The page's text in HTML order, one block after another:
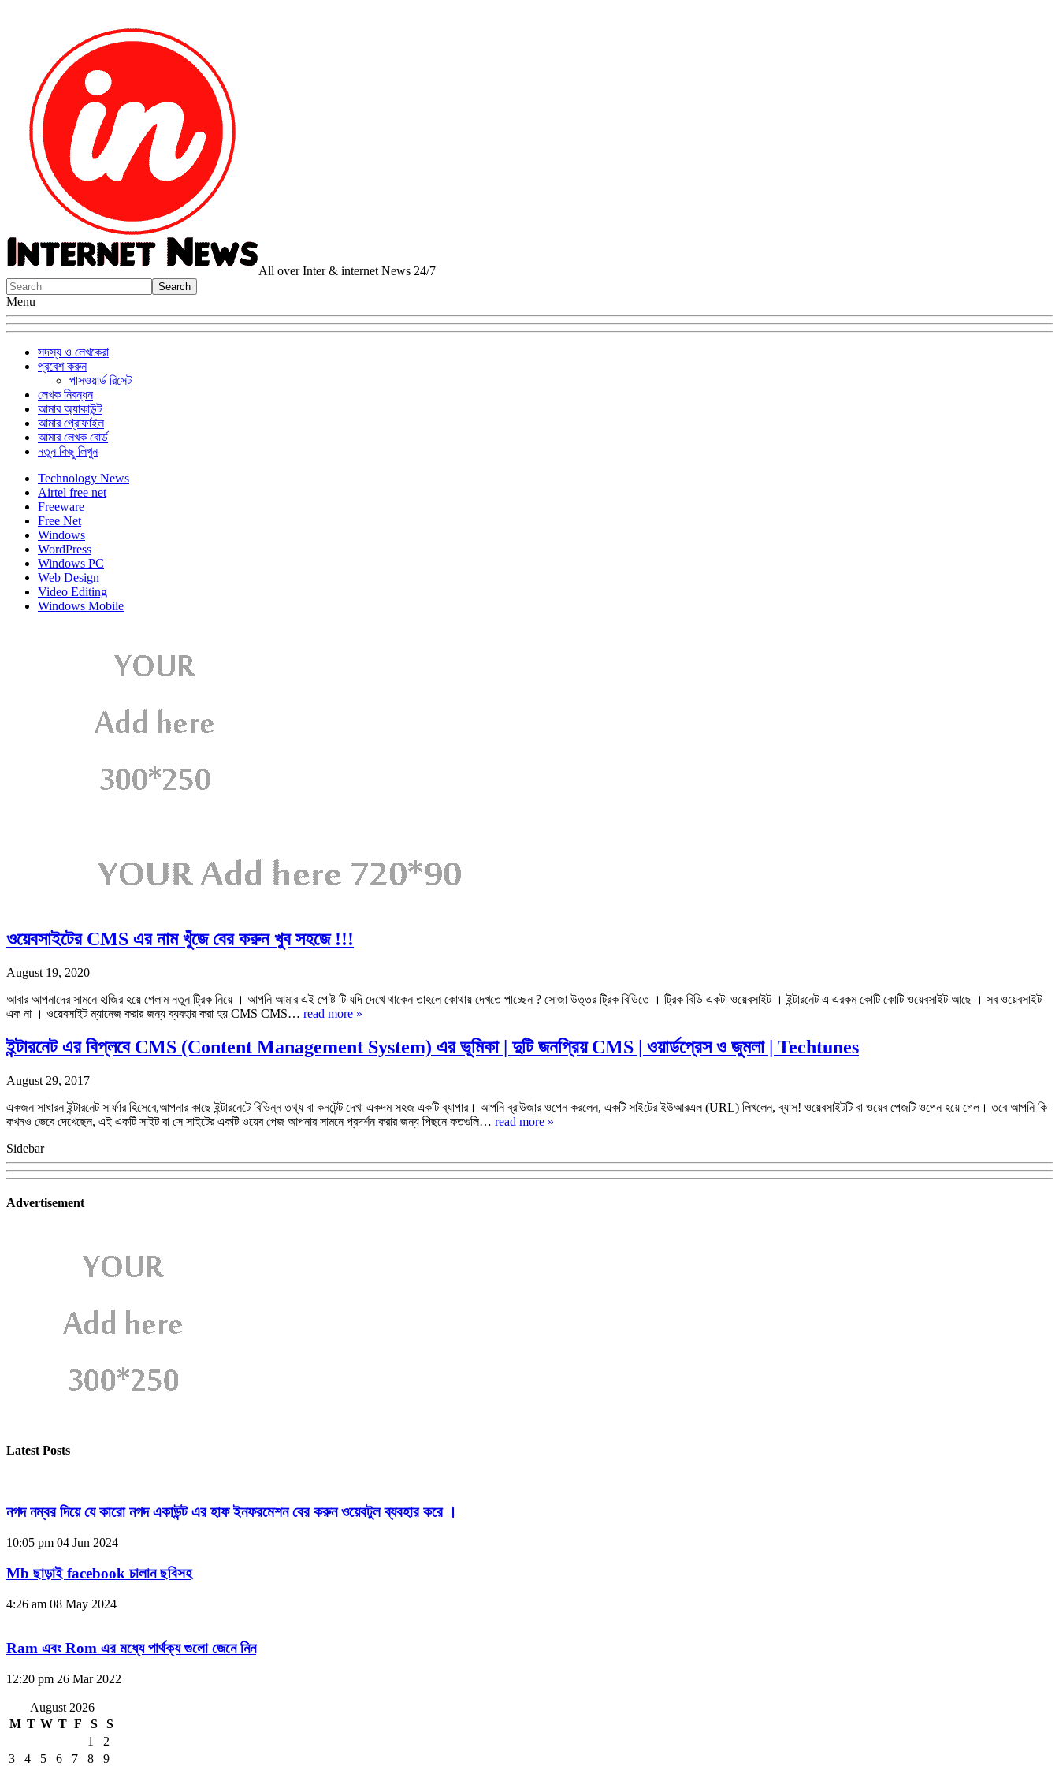
All over Inter & internet News 24/7
Menu
সদস্য ও লেখকেরা
প্রবেশ করুন
পাসওয়ার্ড রিসেট
লেখক নিবন্ধন
আমার অ্যাকাউন্ট
আমার প্রোফাইল
আমার লেখক বোর্ড
নতুন কিছু লিখুন
Technology News
Airtel free net
Freeware
Free Net
Windows
WordPress
Windows PC
Web Design
Video Editing
Windows Mobile
ওয়েবসাইটের CMS এর নাম খুঁজে বের করুন খুব সহজে !!!
August 19, 2020
আবার আপনাদের সামনে হাজির হয়ে গেলাম নতুন ট্রিক নিয়ে । আপনি আমার এই পোষ্ট টি যদি দেখে থাকেন তাহলে কোথায় দেখতে পাচ্ছেন ? সোজা উত্তর ট্রিক বিডিতে । ট্রিক বিডি একটা ওয়েবসাইট । ইন্টারনেট এ এরকম কোটি কোটি ওয়েবসাইট আছে । সব ওয়েবসাইট
এক না । ওয়েবসাইট ম্যানেজ করার জন্য ব্যবহার করা হয় CMS CMS… read more »
ইন্টারনেট এর বিপ্লবে CMS (Content Management System) এর ভূমিকা | দুটি জনপ্রিয় CMS | ওয়ার্ডপ্রেস ও জুমলা | Techtunes
August 29, 2017
একজন সাধারন ইন্টারনেট সার্ফার হিসেবে,আপনার কাছে ইন্টারনেটে বিভিন্ন তথ্য বা কনটেন্ট দেখা একদম সহজ একটি ব্যাপার। আপনি ব্রাউজার ওপেন করলেন, একটি সাইটের ইউআরএল (URL) লিখলেন, ব্যাস! ওয়েবসাইটটি বা ওয়েব পেজটি ওপেন হয়ে গেল। তবে আপনি কি
কখনও ভেবে দেখেছেন, এই একটি সাইট বা সে সাইটের একটি ওয়েব পেজ আপনার সামনে প্রদর্শন করার জন্য পিছনে কতগুলি… read more »
Sidebar
Advertisement
Latest Posts
নগদ নম্বর দিয়ে যে কারো নগদ একাউন্ট এর হাফ ইনফরমেশন বের করুন ওয়েবটুল ব্যবহার করে ।
10:05 pm 04 Jun 2024
Mb ছাড়াই facebook চালান ছবিসহ
4:26 am 08 May 2024
Ram এবং Rom এর মধ্যে পার্থক্য গুলো জেনে নিন
12:20 pm 26 Mar 2022
August 2026
M T W T F S
S
1
2
3
4 5 6 7 8 9